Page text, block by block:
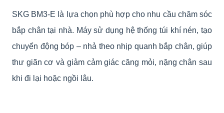
SKG BM3-E là lựa chọn phù hợp cho nhu cầu chăm sóc
bắp chân tại nhà. Máy sử dụng hệ thống túi khí nén, tạo
chuyển động bóp – nhả theo nhịp quanh bắp chân, giúp
thư giãn cơ và giảm cảm giác căng mỏi, nặng chân sau
khi đi lại hoặc ngồi lâu.